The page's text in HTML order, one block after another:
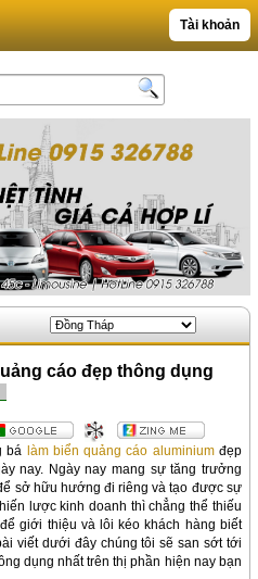
Tài khoản
cáo đẹp thông dụng
bá làm biển quảng cáo aluminiumđẹp
nay. Ngày nay mang sự tăng trưởng
sở hữu hướng đi riêng và tạo được sự
lược kinh doanh thì chẳng thể thiếu
giới thiệu và lôi kéo khách hàng biết
viết dưới đây chúng tôi sẽ san sớt tới
dụng nhất trên thị phần hiện nay bạn